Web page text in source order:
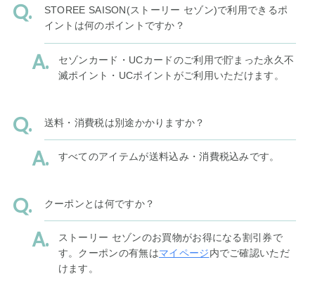
STOREE SAISON(ストーリー セゾン)で利用できるポ
イントは何のポイントですか？
セゾンカード・UCカードのご利用で貯まった永久不
滅ポイント・UCポイントがご利用いただけます。
送料・消費税は別途かかりますか？
すべてのアイテムが送料込み・消費税込みです。
クーポンとは何ですか？
ストーリー セゾンのお買物がお得になる割引券で
す。クーポンの有無はマイページ内でご確認いただ
けます。